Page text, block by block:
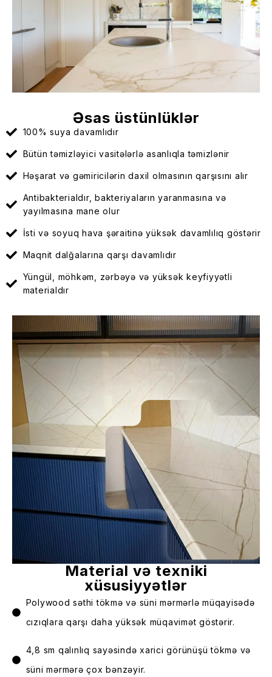
Əsas üstünlüklər
100% suya davamlıdır
Bütün təmizləyici vasitələrlə asanlıqla təmizlənir
Həşarat və gəmiricilərin daxil olmasının qarşısını alır
Antibakterialdır, bakteriyaların yaranmasına və
yayılmasına mane olur
İsti və soyuq hava şəraitinə yüksək davamlılıq göstərir
Maqnit dalğalarına qarşı davamlıdır
Yüngül, möhkəm, zərbəyə və yüksək keyfiyyətli
materialdır
Material və texniki
xüsusiyyətlər
Polywood səthi tökmə və süni mərmərlə müqayisədə
cızıqlara qarşı daha yüksək müqavimət göstərir.
4,8 sm qalınlıq sayəsində xarici görünüşü tökmə və
süni mərmərə çox bənzəyir.